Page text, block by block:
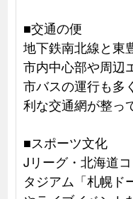
■交通の便
地下鉄南北線と東
市内中心部や周辺
市バスの運行も多
利な交通網が整っ
■スポーツ文化
Jリーグ・北海道
タジアム「札幌ド